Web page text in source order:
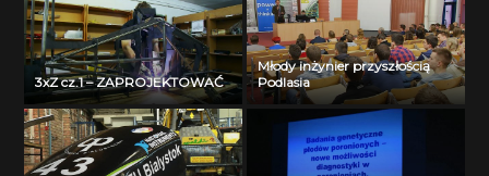
3xZ cz.1 – ZAPROJEKTOWAĆ
Młody inżynier przyszłością
Podlasia